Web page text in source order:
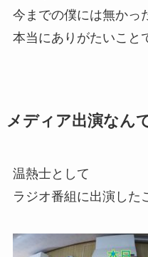
今までの僕には無かっ
本当にありがたいこと
メディア出演なん
温熱士として
ラジオ番組に出演した